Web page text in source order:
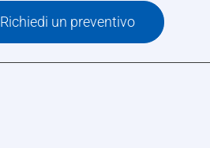
Richiedi un preventivo